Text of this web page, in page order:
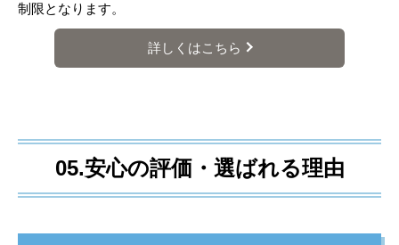
制限となります。
詳しくはこちら
05.安心の評価・選ばれる理由